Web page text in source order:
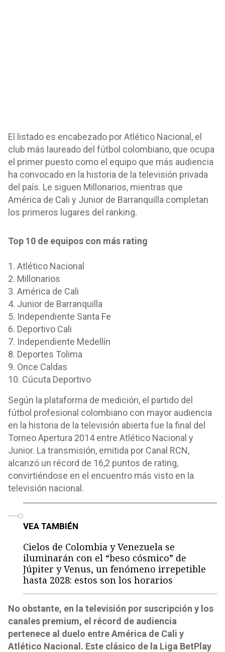
El listado es encabezado por Atlético Nacional, el
club más laureado del fútbol colombiano, que ocupa
el primer puesto como el equipo que más audiencia
ha convocado en la historia de la televisión privada
del país. Le siguen Millonarios, mientras que
América de Cali y Junior de Barranquilla completan
los primeros lugares del ranking.
Top 10 de equipos con más rating
1. Atlético Nacional
2. Millonarios
3. América de Cali
4. Junior de Barranquilla
5. Independiente Santa Fe
6. Deportivo Cali
7. Independiente Medellín
8. Deportes Tolima
9. Once Caldas
10. Cúcuta Deportivo
Según la plataforma de medición, el partido del
fútbol profesional colombiano con mayor audiencia
en la historia de la televisión abierta fue la final del
Torneo Apertura 2014 entre Atlético Nacional y
Junior. La transmisión, emitida por Canal RCN,
alcanzó un récord de 16,2 puntos de rating,
convirtiéndose en el encuentro más visto en la
televisión nacional.
VEA TAMBIÉN
Cielos de Colombia y Venezuela se
iluminarán con el “beso cósmico” de
Júpiter y Venus, un fenómeno irrepetible
hasta 2028: estos son los horarios
No obstante, en la televisión por suscripción y los
canales premium, el récord de audiencia
pertenece al duelo entre América de Cali y
Atlético Nacional. Este clásico de la Liga BetPlay